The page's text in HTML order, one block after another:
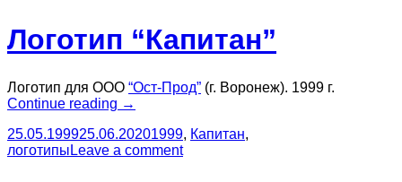
Логотип “Капитан”
Логотип для ООО “Ост-Прод” (г. Воронеж). 1999 г.
Continue reading “Логотип
→
25.05.199925.06.20201999, Капитан,
логотипыLeave a comment